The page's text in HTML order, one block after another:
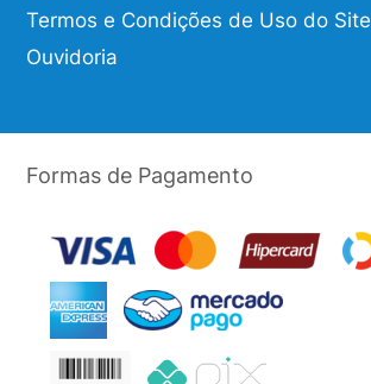
Termos e Condições de Uso do Site
Ouvidoria
Formas de Pagamento